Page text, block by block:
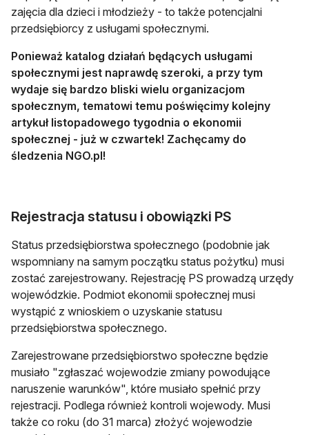
zajęcia dla dzieci i młodzieży - to także potencjalni
przedsiębiorcy z usługami społecznymi.
Ponieważ katalog działań będących usługami
społecznymi jest naprawdę szeroki, a przy tym
wydaje się bardzo bliski wielu organizacjom
społecznym, tematowi temu poświęcimy kolejny
artykuł listopadowego tygodnia o ekonomii
społecznej - już w czwartek! Zachęcamy do
śledzenia NGO.pl!
Rejestracja statusu i obowiązki PS
Status przedsiębiorstwa społecznego (podobnie jak
wspomniany na samym początku status pożytku) musi
zostać zarejestrowany. Rejestrację PS prowadzą urzędy
wojewódzkie. Podmiot ekonomii społecznej musi
wystąpić z wnioskiem o uzyskanie statusu
przedsiębiorstwa społecznego.
Zarejestrowane przedsiębiorstwo społeczne będzie
musiało "zgłaszać wojewodzie zmiany powodujące
naruszenie warunków", które musiało spełnić przy
rejestracji. Podlega również kontroli wojewody. Musi
także co roku (do 31 marca) złożyć wojewodzie